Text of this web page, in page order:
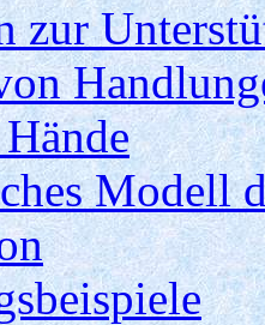
zur
Modell